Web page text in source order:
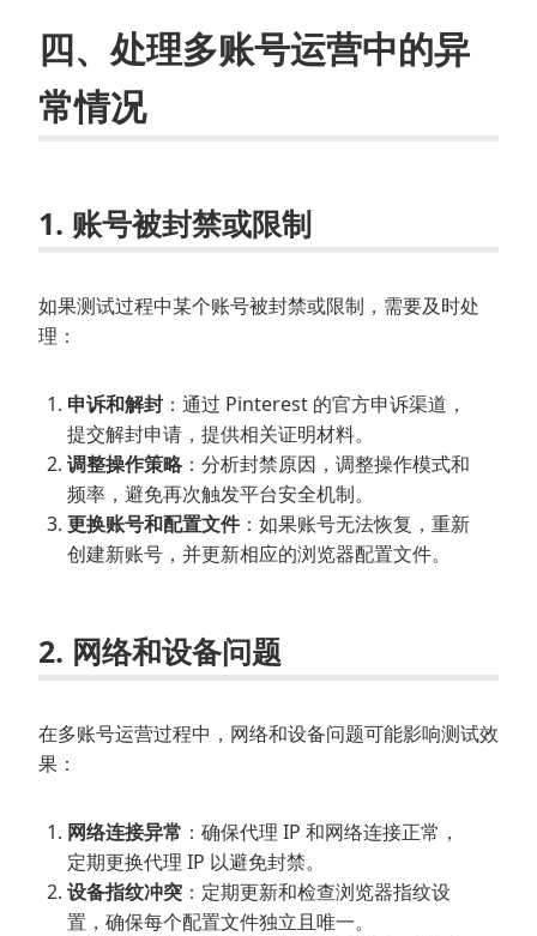
四、处理多账号运营中的异
常情况
1. 账号被封禁或限制
如果测试过程中某个账号被封禁或限制，需要及时处
理：
申诉和解封 ：通过 Pinterest 的官方申诉渠道，
提交解封申请，提供相关证明材料。
调整操作策略：分析封禁原因，调整操作模式和
频率，避免再次触发平台安全机制。
更换账号和配置文件：如果账号无法恢复，重新
创建新账号，并更新相应的浏览器配置文件。
2. 网络和设备问题
在多账号运营过程中，网络和设备问题可能影响测试效
果：
网络连接异常 ：确保代理 IP 和网络连接正常，
定期更换代理 IP 以避免封禁。
设备指纹冲突 ：定期更新和检查浏览器指纹设
置，确保每个配置文件独立且唯一。